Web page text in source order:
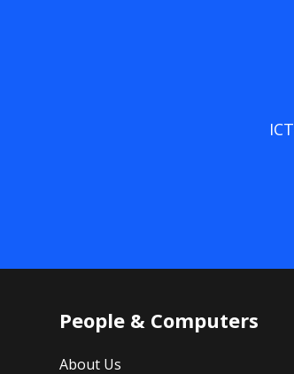
People & Computers
About Us